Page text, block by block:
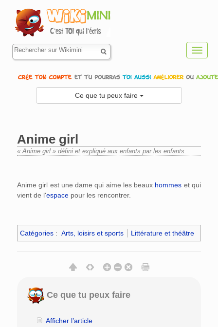
Ce que tu peux faire
Anime girl
« Anime girl » défini et expliqué aux enfants par les enfants.
Anime girl est une dame qui aime les beaux hommes et qui
vient de l'espace pour les rencontrer.
Catégories : Arts, loisirs et sports Littérature et théâtre
Ce que tu peux faire
Afficher l’article